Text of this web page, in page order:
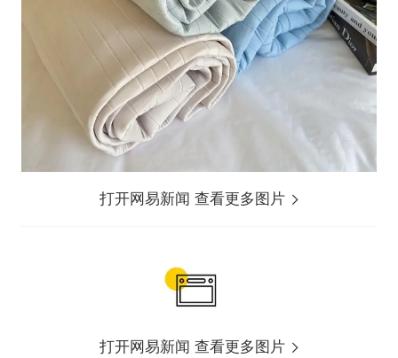
打开网易新闻 查看更多图片
打开网易新闻 查看更多图片